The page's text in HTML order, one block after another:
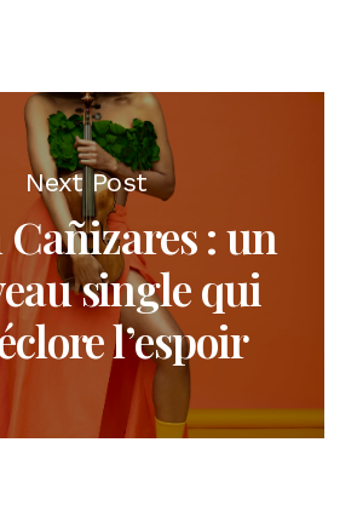
Next Post
: un
single qui
l’espoir